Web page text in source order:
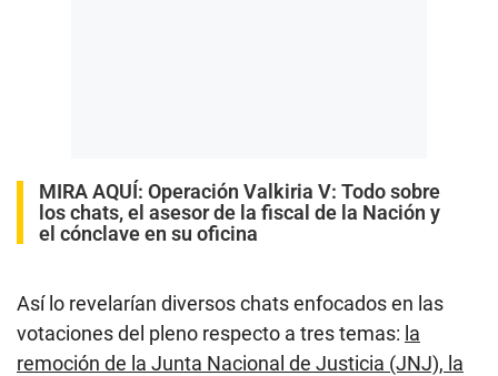
MIRA AQUÍ: Operación Valkiria V: Todo sobre
los chats, el asesor de la fiscal de la Nación y
el cónclave en su oficina
Así lo revelarían diversos chats enfocados en las
votaciones del pleno respecto a tres temas: la
remoción de la Junta Nacional de Justicia (JNJ), la